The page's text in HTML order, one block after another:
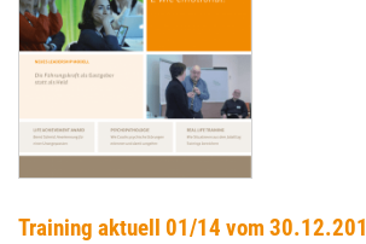
Training aktuell 01/14 vom